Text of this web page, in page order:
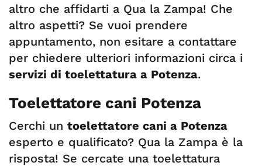
altro che affidarti a Qua la Zampa! Che
altro aspetti? Se vuoi prendere
appuntamento, non esitare a contattare
per chiedere ulteriori informazioni circa i
servizi di toelettatura a Potenza.
Toelettatore cani Potenza
Cerchi un toelettatore cani a Potenza
esperto e qualificato? Qua la Zampa è la
risposta! Se cercate una toelettatura